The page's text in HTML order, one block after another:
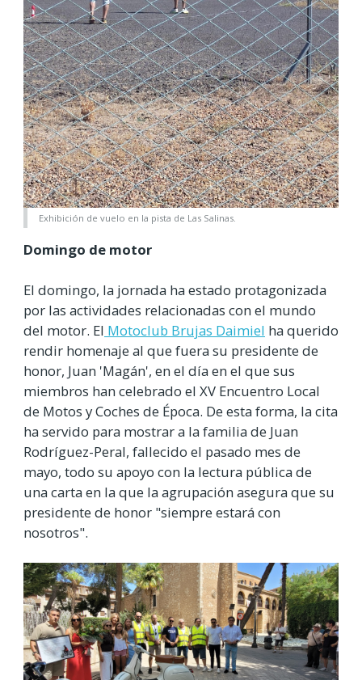
Exhibición de vuelo en la pista de Las Salinas.
Domingo de motor
El domingo, la jornada ha estado protagonizada
por las actividades relacionadas con el mundo
del motor. El Motoclub Brujas Daimiel ha querido
rendir homenaje al que fuera su presidente de
honor, Juan 'Magán', en el día en el que sus
miembros han celebrado el XV Encuentro Local
de Motos y Coches de Época. De esta forma, la cita
ha servido para mostrar a la familia de Juan
Rodríguez-Peral, fallecido el pasado mes de
mayo, todo su apoyo con la lectura pública de
una carta en la que la agrupación asegura que su
presidente de honor "siempre estará con
nosotros".